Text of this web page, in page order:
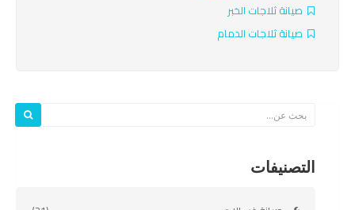
صيانة ثلاجات الخبر
صيانة ثلاجات الدمام
التصنيفات